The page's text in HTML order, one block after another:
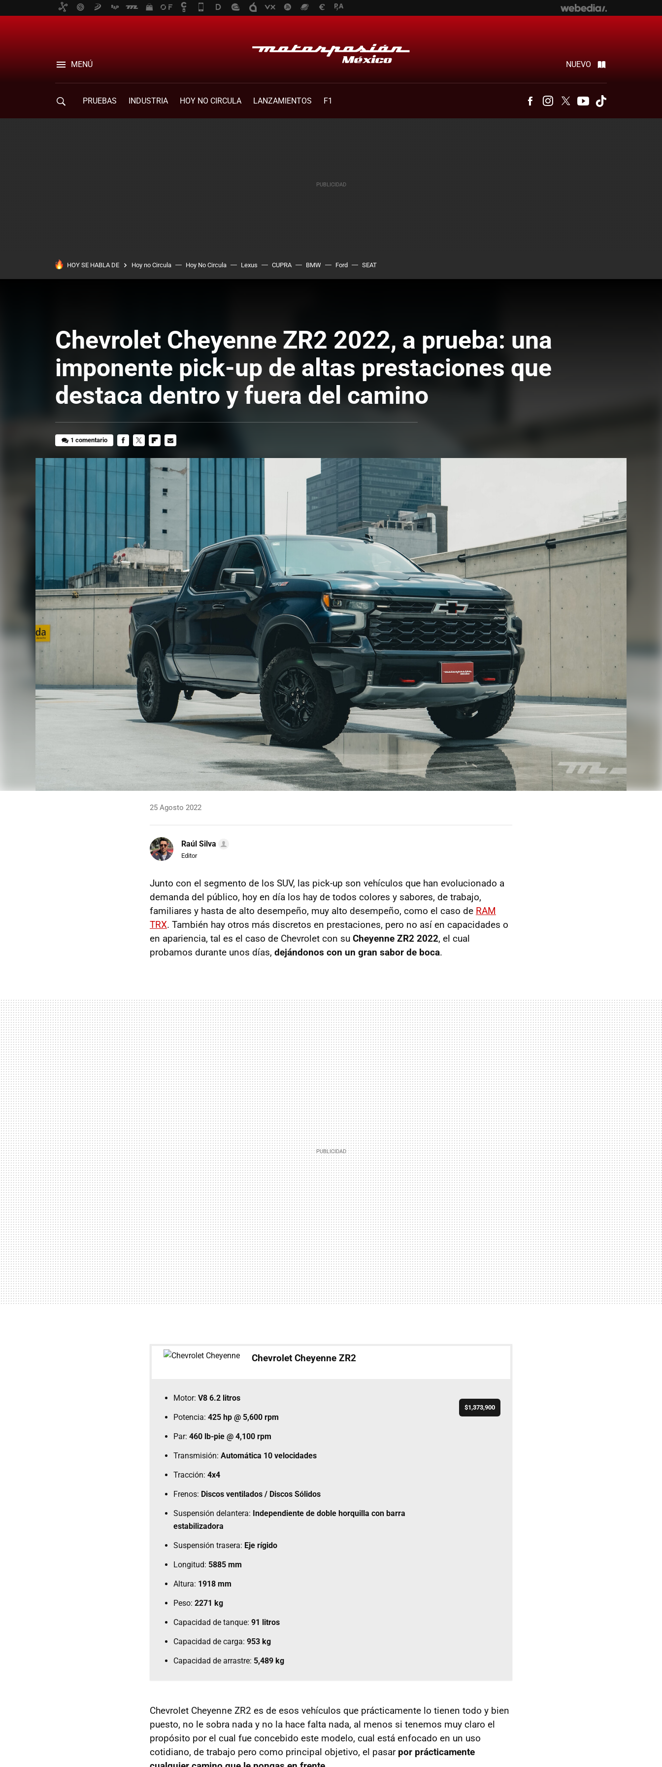
MENÚ NUEVO
PRUEBAS INDUSTRIA HOY NO CIRCULA LANZAMIENTOS F1 FacebookInstagram
Twitter Youtube
HOY SE HABLA DE Hoy no Circula Hoy No Circula Lexus CUPRA BMW Ford SEAT
Chevrolet Cheyenne ZR2 2022, a prueba: una
imponente pick-up de altas prestaciones que
destaca dentro y fuera del camino
1 comentario
25 Agosto 2022
Raúl Silva
Editor
Junto con el segmento de los SUV, las pick-up son vehículos que han evolucionado a
demanda del público, hoy en día los hay de todos colores y sabores, de trabajo,
familiares y hasta de alto desempeño, muy alto desempeño, como el caso de RAM
TRX. También hay otros más discretos en prestaciones, pero no así en capacidades o
en apariencia, tal es el caso de Chevrolet con su Cheyenne ZR2 2022, el cual
probamos durante unos días, dejándonos con un gran sabor de boca.
Chevrolet Cheyenne ZR2
$1,373,900
Motor: V8 6.2 litros
Potencia: 425 hp @ 5,600 rpm
Par: 460 lb-pie @ 4,100 rpm
Transmisión: Automática 10 velocidades
Tracción: 4x4
Frenos: Discos ventilados / Discos Sólidos
Suspensión delantera: Independiente de doble horquilla con barra
estabilizadora
Suspensión trasera: Eje rígido
Longitud: 5885 mm
Altura: 1918 mm
Peso: 2271 kg
Capacidad de tanque: 91 litros
Capacidad de carga: 953 kg
Capacidad de arrastre: 5,489 kg
Chevrolet Cheyenne ZR2 es de esos vehículos que prácticamente lo tienen todo y bien
puesto, no le sobra nada y no la hace falta nada, al menos si tenemos muy claro el
propósito por el cual fue concebido este modelo, cual está enfocado en un uso
cotidiano, de trabajo pero como principal objetivo, el pasar por prácticamente